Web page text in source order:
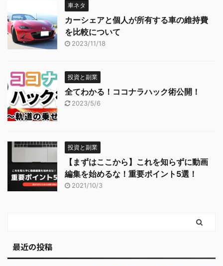
車ネタ
カーシェアと個人が所有する車の維持費
を比較について
2023/11/18
投資と副業
全てわかる！ココナラハック術公開！
2023/5/6
投資と副業
【まずはここから】これを知らずに動画
編集を始めるな！重要ポイント5選！
2021/10/3
最近の投稿